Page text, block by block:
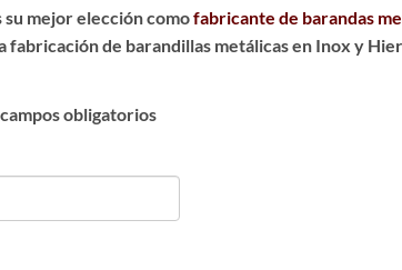
su mejor elección comofabricante de barandas
fabricación de barandillas metálicas en Inox y
obligatorios